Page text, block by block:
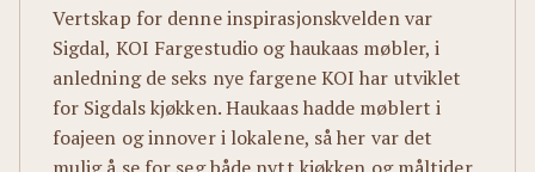
Vertskap for denne inspirasjonskvelden var
Sigdal, KOI Fargestudio og haukaas møbler, i
anledning de seks nye fargene KOI har utviklet
for Sigdals kjøkken. Haukaas hadde møblert i
foajeen og innover i lokalene, så her var det
mulig å se for seg både nytt kjøkken og måltider